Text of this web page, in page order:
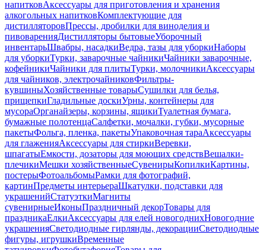
напитковАксессуары для приготовления и хранения
алкогольных напитковКомплектующие для
дистилляторовПрессы, дробилки для виноделия и
пивоваренияДистилляторы бытовыеУборочный
инвентарьШвабры, насадкиВедра, тазы для уборкиНаборы
для уборкиТурки, заварочные чайникиЧайники заварочные,
кофейникиЧайники для плитыТурки, молочникиАксессуары
для чайников, электрочайниковФильтры-
кувшиныХозяйственные товарыСушилки для белья,
прищепкиГладильные доскиУрны, контейнеры для
мусораОрганайзеры, корзины, ящикиТуалетная бумага,
бумажные полотенцаСалфетки, мочалки, губки, мусорные
пакетыФольга, пленка, пакетыУпаковочная тараАксессуары
для глаженияАксессуары для стиркиВеревки,
шпагатыЕмкости, дозаторы для моющих средствВешалки-
плечикиМешки хозяйственныеСувенирыКопилкиКартины,
постерыФотоальбомыРамки для фотографий,
картинПредметы интерьераШкатулки, подставки для
украшенийСтатуэткиМагниты
сувенирныеИконыПраздничный декорТовары для
праздникаЕлкиАксессуары для елей новогоднихНовогодние
украшенияСветодиодные гирлянды, декорацииСветодиодные
фигуры, игрушкиВременные